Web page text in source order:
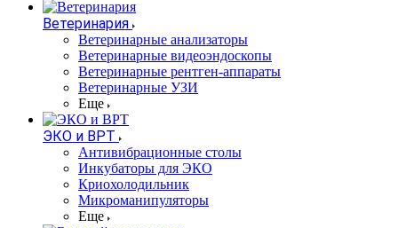
Ветеринария
Ветеринарные анализаторы
Ветеринарные видеоэндоскопы
Ветеринарные рентген-аппараты
Ветеринарные УЗИ
Еще
ЭКО и ВРТ
Антивибрационные столы
Инкубаторы для ЭКО
Криохолодильник
Микроманипуляторы
Еще